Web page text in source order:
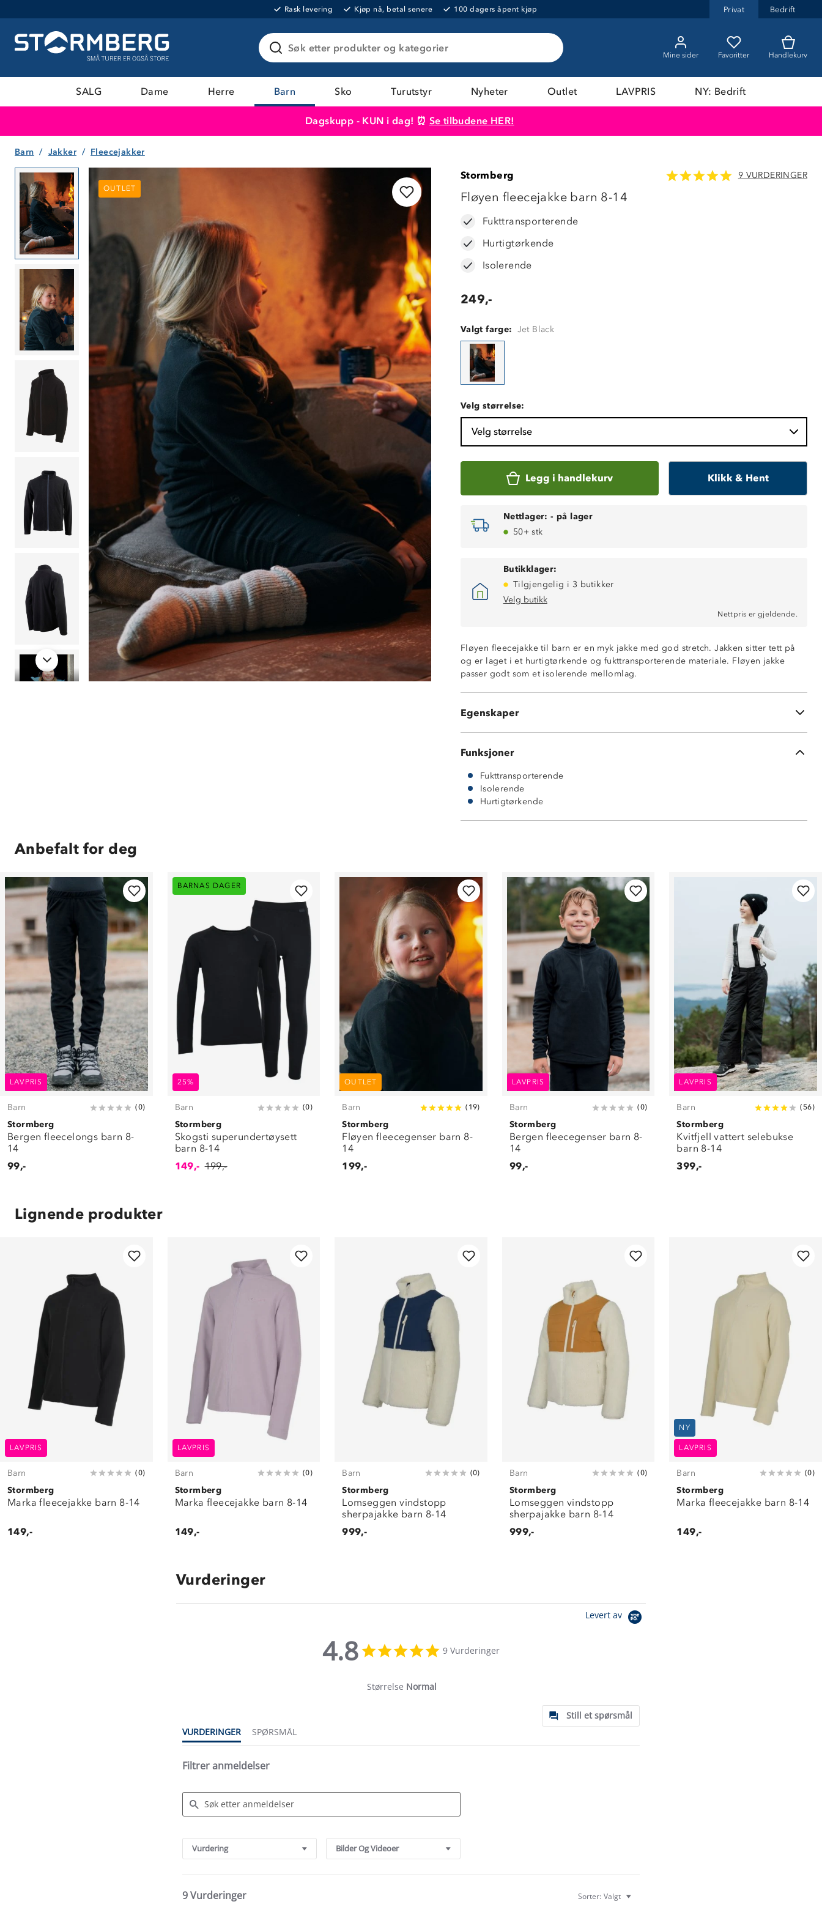
Rask levering Kjøp nå, betal senere 100 dagers åpent kjøp Privat Bedrift
Søk etter produkter og kategorier
Mine sider Favoritter Handlekurv
SALG Dame Herre Barn Sko Turutstyr Nyheter Outlet LAVPRIS NY: Bedrift
Dagskupp - KUN i dag! ⏰ Se tilbudene HER!
Barn Jakker Fleecejakker
OUTLET
OUTLET
Stormberg 9 VURDERINGER
Fløyen fleecejakke barn 8-14
Fukttransporterende
Hurtigtørkende
Isolerende
249,-
Valgt farge: Jet Black
Velg størrelse:
Velg størrelse
Legg i handlekurv Klikk & Hent
Nettlager: - på lager
50+ stk
Butikklager:
Tilgjengelig i 3 butikker
Velg butikk
Nettpris er gjeldende.
Fløyen fleecejakke til barn er en myk jakke med god stretch. Jakken sitter tett på
og er laget i et hurtigtørkende og fukttransporterende materiale. Fløyen jakke
passer godt som et isolerende mellomlag.
Egenskaper
Fukttransporterende
160 g ultrafleece
Funksjoner
Fukttransporterende
Isolerende
Hurtigtørkende
Anbefalt for deg
LAVPRIS
Barn (0)
Stormberg
Bergen fleecelongs barn 8-
14
99,-
BARNAS DAGER
25%
Barn (0)
Stormberg
Skogsti superundertøysett
barn 8-14
149,- 199,-
OUTLET
Barn ( 19)
Stormberg
Fløyen fleecegenser barn 8-
14
199,-
LAVPRIS
Barn (0)
Stormberg
Bergen fleecegenser barn 8-
14
99,-
LAVPRIS
Barn (56)
Stormberg
Kvitfjell vattert selebukse
barn 8-14
399,-
Lignende produkter
LAVPRIS
Barn (0)
Stormberg
Marka fleecejakke barn 8-14
149,-
LAVPRIS
Barn (0)
Stormberg
Marka fleecejakke barn 8-14
149,-
Barn (0)
Stormberg
Lomseggen vindstopp
sherpajakke barn 8-14
999,-
Barn (0)
Stormberg
Lomseggen vindstopp
sherpajakke barn 8-14
999,-
NY
LAVPRIS
Barn (0)
Stormberg
Marka fleecejakke barn 8-14
149,-
Vurderinger
Levert av
4.8
star
9 Vurderinger
Størrelse Normal
Still et spørsmål
VURDERINGER
SPØRSMÅL
Filtrer anmeldelser
Reviews
Vurdering Bilder Og Videoer
9 Vurderinger Sorter: Valgt